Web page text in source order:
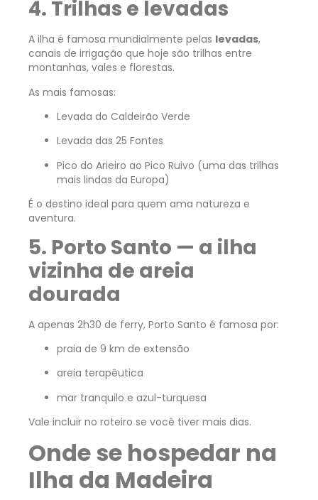
4. Trilhas e levadas
A ilha é famosa mundialmente pelas levadas,
canais de irrigação que hoje são trilhas entre
montanhas, vales e florestas.
As mais famosas:
Levada do Caldeirão Verde
Levada das 25 Fontes
Pico do Arieiro ao Pico Ruivo (uma das trilhas
mais lindas da Europa)
É o destino ideal para quem ama natureza e
aventura.
5. Porto Santo — a ilha
vizinha de areia
dourada
A apenas 2h30 de ferry, Porto Santo é famosa por:
praia de 9 km de extensão
areia terapêutica
mar tranquilo e azul-turquesa
Vale incluir no roteiro se você tiver mais dias.
Onde se hospedar na
Ilha da Madeira